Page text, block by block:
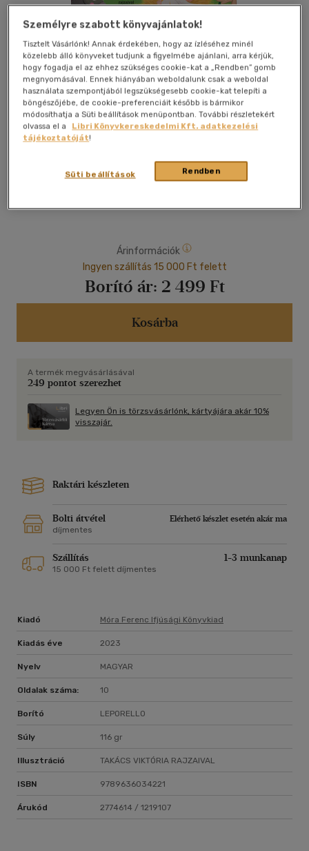
Kívánságlistához adom Megosztom
Móra Ferenc Ifjúsági Könyvkiad|2023|magyar nyelvű
leporello|10 oldal
Zelk Zoltán immár klasszikussá vált karácsonyi verse Takács
Árinformációk
Ingyen szállítás 15 000 Ft felett
Borító ár: 2 499 Ft
Kosárba
A termék megvásárlásával
249 pontot szerezhet
Legyen Ön is törzsvásárlónk, kártyájára akár 10%
visszajár.
Raktári készleten
Bolti átvétel
Elérhető készlet esetén akár ma
díjmentes
Szállítás 1-3 munkanap
15 000 Ft felett díjmentes
Kiadó Móra Ferenc Ifjúsági Könyvkiad
Kiadás éve 2023
Nyelv MAGYAR
Oldalak száma: 10
Borító LEPORELLO
Súly 116 gr
Illusztráció TAKÁCS VIKTÓRIA RAJZAIVAL
ISBN 9789636034221
Árukód 2774614 / 1219107
Személyre szabott könyvajánlatok!
Tisztelt Vásárlónk! Annak érdekében, hogy az ízléséhez minél
közelebb álló könyveket tudjunk a figyelmébe ajánlani, arra kérjük,
hogy fogadja el az ehhez szükséges cookie-kat a „Rendben” gomb
megnyomásával. Ennek hiányában weboldalunk csak a weboldal
használata szempontjából legszükségesebb cookie-kat telepíti a
böngészőjébe, de cookie-preferenciáit később is bármikor
módosíthatja a Süti beállítások menüpontban. További részletekért
olvassa el a
Libri Könyvkereskedelmi Kft. adatkezelési
tájékoztatóját!
Rendben
Süti beállítások